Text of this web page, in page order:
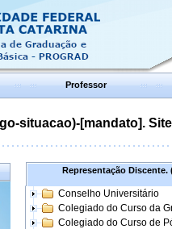
Professor
situacao)-[mandato].
Representação Discente.
Conselho Universitário
Colegiado do Curso da
Colegiado do Curso de